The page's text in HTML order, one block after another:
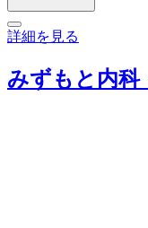
詳細を見る
みずもと内科